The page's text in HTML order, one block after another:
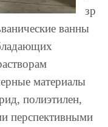
зр
ванны
материалы
полиэтилен,
перспективными